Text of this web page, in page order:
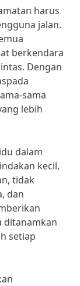
harus
jalan.
berkendara
Dengan
sama
lebih
dalam
kecil,
tidak
dan
ditanamkan
setiap